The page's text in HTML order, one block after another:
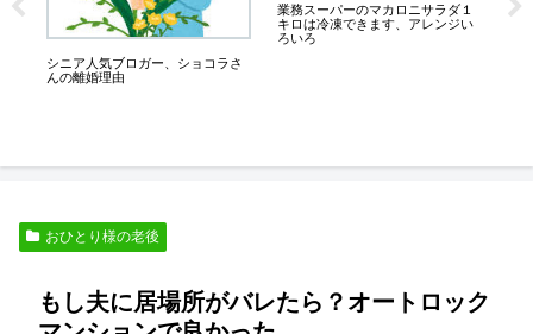
シニア人気ブロガー、ショコラさ
んの離婚理由
業務スーパーのマカロニサラダ１
キロは冷凍できます、アレンジい
ろいろ
膝
おひとり様の老後
もし夫に居場所がバレたら？オートロック